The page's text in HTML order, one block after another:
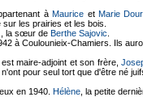
àMaurice etMarie
les prairies et les bois.
la sœur de Berthe Sajovic
à Coulounieix-Chamiers. Ils
est maire-adjoint et son frère,
pour seul tort que d'être né
en 1940. Hélène , la petite